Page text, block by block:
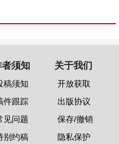
者须知
稿须知
件跟踪
见问题
别约稿
关于我们
开放获取
出版协议
保存/撤销
隐私保护